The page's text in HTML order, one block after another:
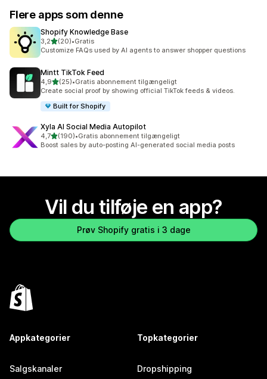
Flere apps som denne
Shopify Knowledge Base
3,2ud af 5 stjerner
(20)
20 anmeldelser i alt
•Gratis
Customize FAQs used by AI agents to answer shopper questions
Mintt TikTok Feed
4,9ud af 5 stjerner
(25)
25 anmeldelser i alt
•Gratis abonnement tilgængeligt
Create social proof by showing official TikTok feeds & videos.
Built for Shopify
Xyla AI Social Media Autopilot
4,7ud af 5 stjerner
(190)
190 anmeldelser i alt
•Gratis abonnement tilgængeligt
Boost sales by auto-posting AI-generated social media posts
Vil du tilføje en app?
Prøv Shopify gratis i 3 dage
Appkategorier
Salgskanaler
Topkategorier
Dropshipping